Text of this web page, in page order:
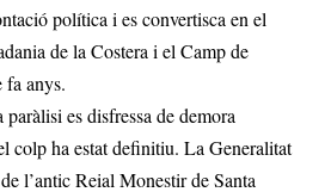
política i es convertisca en el
de la Costera i el Camp de
fa anys.
es disfressa de demora
colp ha estat definitiu. La Generalitat
l’antic Reial Monestir de Santa